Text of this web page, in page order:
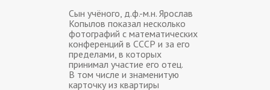
Сын учёного, д.ф.-м.н. Ярослав
Копылов показал несколько
фотографий с математических
конференций в СССР и за его
пределами, в которых
принимал участие его отец.
В том числе и знаменитую
карточку из квартиры